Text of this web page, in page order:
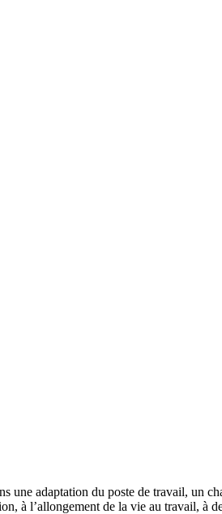
une adaptation du poste de travail, un
à l’allongement de la vie au travail, à